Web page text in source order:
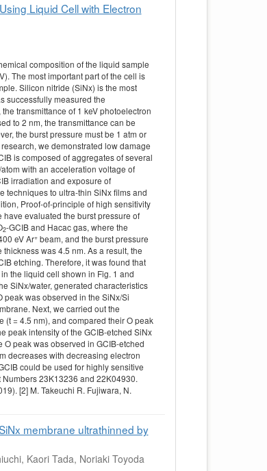
Liquid Cell with Electron
composition of the liquid sample
The most important part of the cell is
Silicon nitride (SiNx) is the most
successfully measured the
the transmittance of 1 keV photoelectron
to 2 nm, the transmittance can be
the burst pressure must be 1 atm or
we demonstrated low damage
is composed of aggregates of several
with an acceleration voltage of
irradiation and exposure of
techniques to ultra-thin SiNx films and
Proof-of-principle of high sensitivity
evaluated the burst pressure of
2-GCIB and Hacac gas, where the
eV Ar+beam, and the burst pressure
was 4.5 nm. As a result, the
etching. Therefore, it was found that
the liquid cell shown in Fig. 1 and
SiNx/water, generated characteristics
peak was observed in the SiNx/Si
Next, we carried out the
= 4.5 nm), and compared their O peak
peak intensity of the GCIB-etched SiNx
O peak was observed in GCIB-etched
decreases with decreasing electron
could be used for highly sensitive
23K13236 and 22K04930.
[2] M. Takeuchi R. Fujiwara, N.
membrane ultrathinned by
Kaori Tada, Noriaki Toyoda